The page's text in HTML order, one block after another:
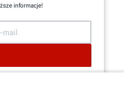
OD ŚRODKA
informacje!